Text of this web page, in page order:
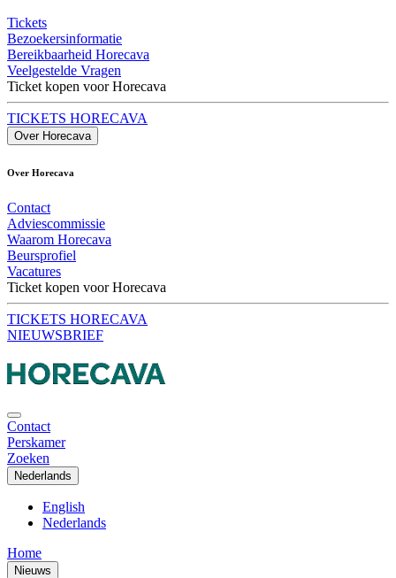
Tickets
Bezoekersinformatie
Bereikbaarheid Horecava
Veelgestelde Vragen
Ticket kopen voor Horecava
TICKETS HORECAVA
Over Horecava
Over Horecava
Contact
Adviescommissie
Waarom Horecava
Beursprofiel
Vacatures
Ticket kopen voor Horecava
TICKETS HORECAVA
NIEUWSBRIEF
Contact
Perskamer
Zoeken
Nederlands
English
Nederlands
Home
Nieuws